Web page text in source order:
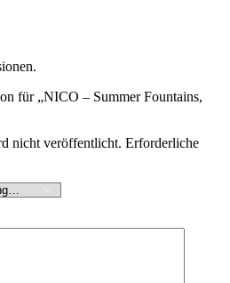
für „NICO – Summer Fountains,
nicht veröffentlicht. Erforderliche